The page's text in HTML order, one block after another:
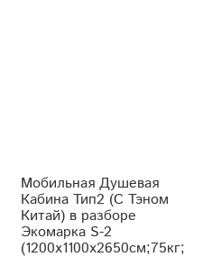
Мобильная Душевая
Кабина Тип2 (С Тэном
Китай) в разборе
Экомарка S-2
(1200x1100x2650см;75кг;